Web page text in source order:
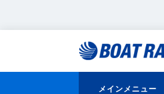
メインメニュー